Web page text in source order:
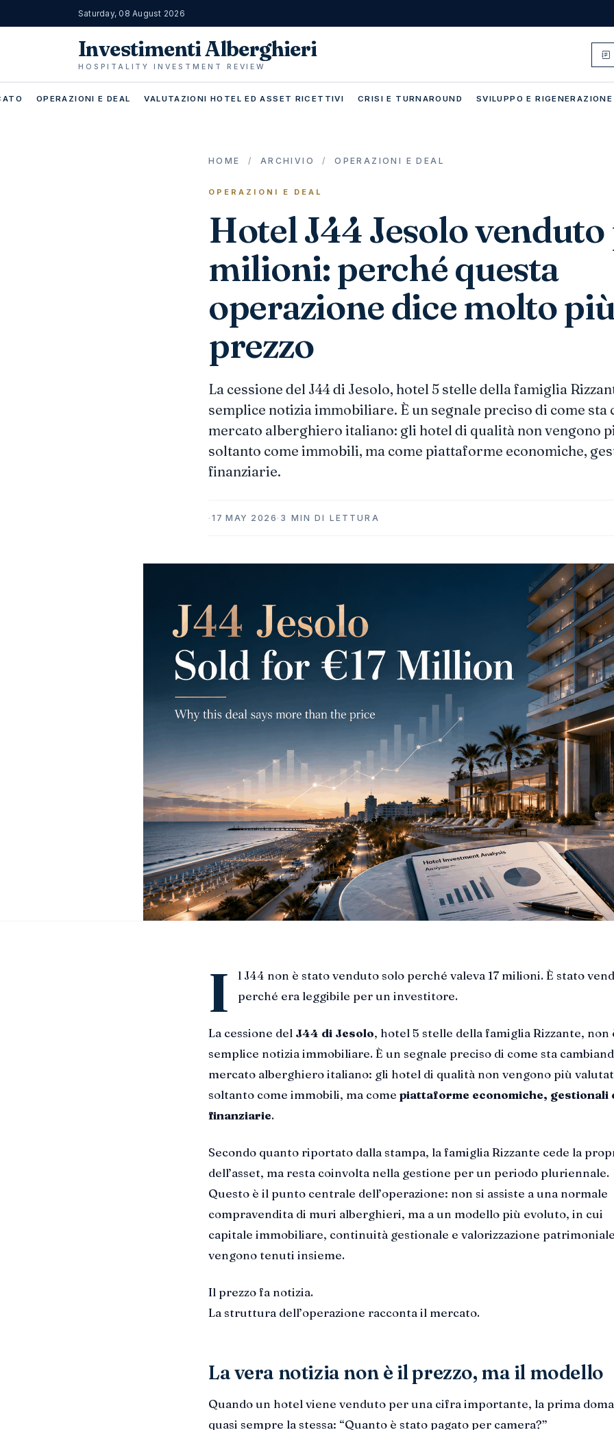
Saturday, 08 August 2026
Investimenti Alberghieri
HOSPITALITY INVESTMENT REVIEW
OPERAZIONI E DEAL VALUTAZIONI HOTEL ED ASSET RICETTIVI CRISI E TURNAROUND SVILUPPO E RIGENERAZIONE
HOME / ARCHIVIO / OPERAZIONI E DEAL
OPERAZIONI E DEAL
Hotel J44 Jesolo venduto
milioni: perché questa
operazione dice molto
prezzo
La cessione del J44 di Jesolo, hotel 5 stelle della famiglia
semplice notizia immobiliare. È un segnale preciso di come sta
mercato alberghiero italiano: gli hotel di qualità non vengono
soltanto come immobili, ma come piattaforme economiche,
finanziarie.
·17 MAY 2026 · 3 MIN DI LETTURA
I
l J44 non è stato venduto solo perché valeva 17 milioni. È stato
perché era leggibile per un investitore.
La cessione del J44 di Jesolo, hotel 5 stelle della famiglia Rizzante, non
semplice notizia immobiliare. È un segnale preciso di come sta
mercato alberghiero italiano: gli hotel di qualità non vengono più
soltanto come immobili, ma come piattaforme economiche, gestionali
finanziarie.
Secondo quanto riportato dalla stampa, la famiglia Rizzante cede la
dell’asset, ma resta coinvolta nella gestione per un periodo pluriennale.
Questo è il punto centrale dell’operazione: non si assiste a una normale
compravendita di muri alberghieri, ma a un modello più evoluto, in cui
capitale immobiliare, continuità gestionale e valorizzazione patrimoniale
vengono tenuti insieme.
Il prezzo fa notizia.
La struttura dell’operazione racconta il mercato.
La vera notizia non è il prezzo, ma il modello
Quando un hotel viene venduto per una cifra importante, la prima
quasi sempre la stessa: “Quanto è stato pagato per camera?”